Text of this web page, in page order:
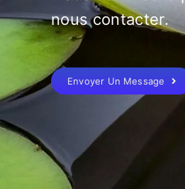
nous contacter.
Envoyer Un Message